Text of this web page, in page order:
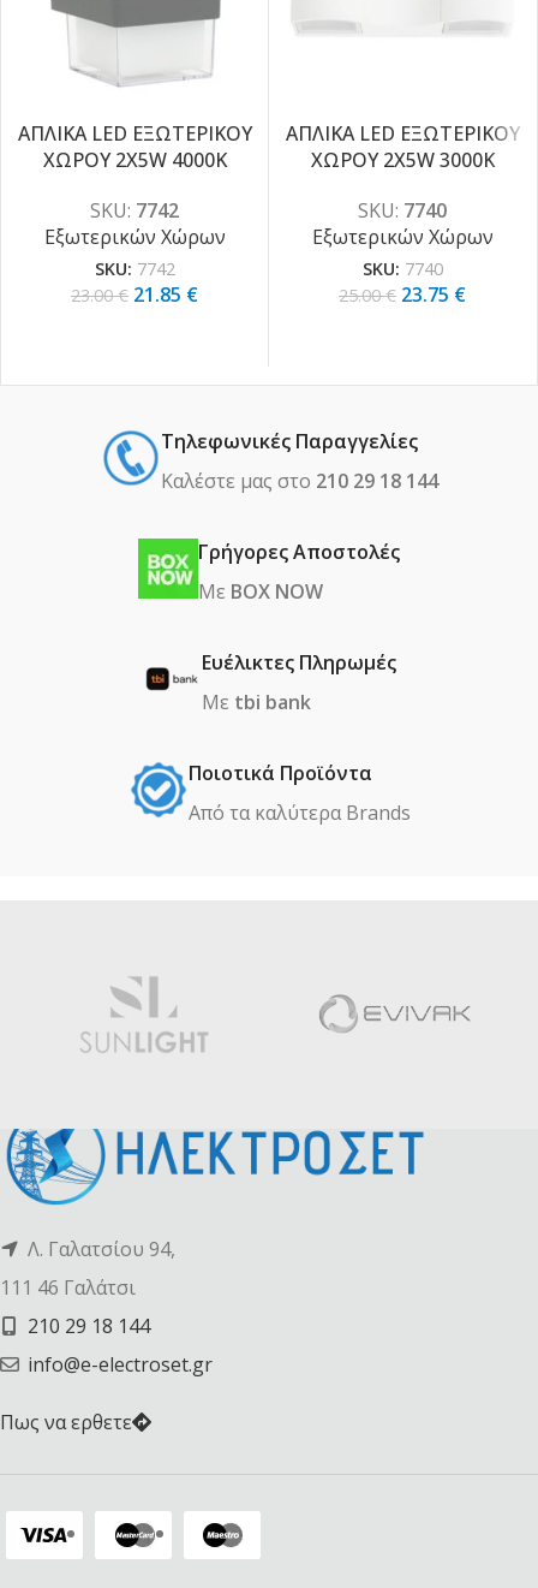
ΑΠΛΙΚΑ LED ΕΞΩΤΕΡΙΚΟΥ
ΧΩΡΟΥ 2X5W 4000K
SKU: 7742
Εξωτερικών Χώρων
SKU: 7742
23.00€ 21.85 €
ΑΠΛΙΚΑ LED ΕΞΩΤΕΡΙΚΟΥ
ΧΩΡΟΥ 2X5W 3000K
SKU: 7740
Εξωτερικών Χώρων
SKU: 7740
25.00€ 23.75 €
Τηλεφωνικές Παραγγελίες
Καλέστε μας στο 210 29 18 144
Γρήγορες Αποστολές
Με BOX NOW
Ευέλικτες Πληρωμές
Με tbi bank
Ποιοτικά Προϊόντα
Από τα καλύτερα Βrands
Λ. Γαλατσίου 94,
111 46 Γαλάτσι
210 29 18 144
info@e-electroset.gr
Πως να ερθετε